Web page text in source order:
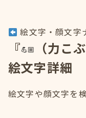
絵文字・顔文字
『
（力こ
絵文字詳細
絵文字や顔文字を